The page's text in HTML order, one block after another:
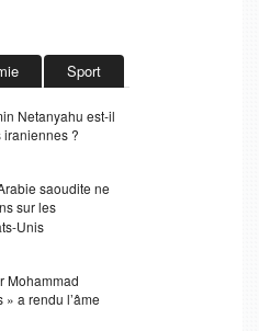
Sport
Netanyahu est-il
?
saoudite ne
sur les
Unis
Mohammad
a rendu l’âme